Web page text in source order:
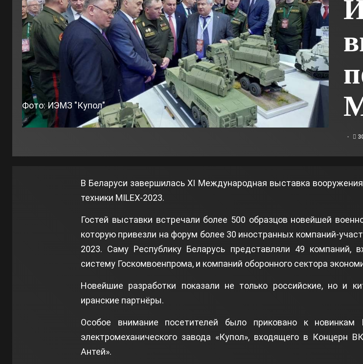
Фото: ИЭМЗ "Купол"
В Беларуси завершилась XI Международная выставка
техники MILEX-2023.
Гостей выставки встречали более 500 образцов новейшей
которую привезли на форум более 30 иностранных компаний-
2023. Саму Республику Беларусь представляли 49 компаний,
систему Госкомвоенпрома, и компаний оборонного сектора
Новейшие разработки показали не только российские, но и
иранские партнёры.
Особое внимание посетителей было приковано к новинкам
электромеханического завода «Купол», входящего в Концерн
Антей».